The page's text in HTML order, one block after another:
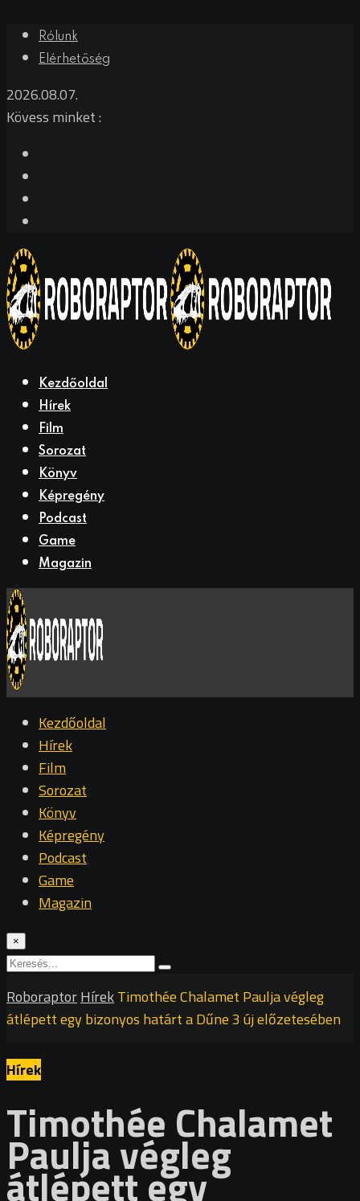
Skip
Rólunk
Elérhetőség
2026.08.07.
Kövess minket :
Kezdőoldal
Hírek
Film
Sorozat
Könyv
Képregény
Podcast
Game
Magazin
Kezdőoldal
Hírek
Film
Sorozat
Könyv
Képregény
Podcast
Game
Magazin
×
RoboraptorHírekTimothée Chalamet Paulja végleg
átlépett egy bizonyos határt a Dűne 3 új előzetesében
Hírek
Timothée Chalamet
Paulja végleg
átlépett egy